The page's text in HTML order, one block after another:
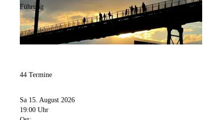
Führung
44 Termine
Sa 15. August 2026
19:00 Uhr